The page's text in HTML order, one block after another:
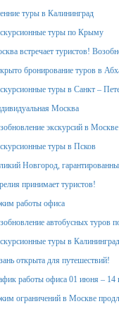
туры в Калининград
туры по Крыму
встречает туристов!
бронирование туров в
туры в Санкт –
Москва
экскурсий в
туры в Псков
Новгород,
принимает туристов!
работы офиса
автобусных туров
туры в
открыта для путешествий!
работы офиса 01 июня – 14
ограничений в Москве